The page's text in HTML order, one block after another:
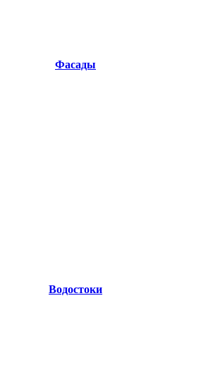
Фасады
Водостоки